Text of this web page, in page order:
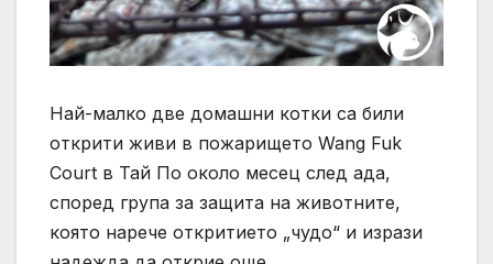
Най-малко две домашни котки са били
открити живи в пожарището Wang Fuk
Court в Тай По около месец след ада,
според група за защита на животните,
която нарече откритието „чудо“ и изрази